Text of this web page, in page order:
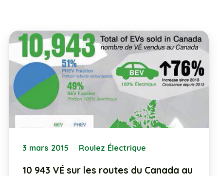
3 mars 2015 Roulez Électrique
10 943 VÉ sur les routes du Canada au